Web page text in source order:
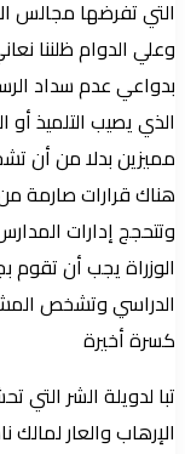
التي تفرضها مجالس
وعلي الدوام ظلننا
بدواعي عدم سداد
الذي يصيب التلميذ
مميزين بدلا من أن
هناك قرارات صارمة من
وتتحجج إدارات
الوزراة يجب أن تقوم
الدراسي وتشخص
كسرة أخيرة
تبا لدويلة الشر التي
الإرهاب والعار